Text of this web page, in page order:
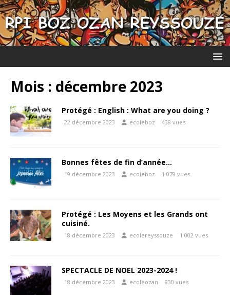
Mois : décembre 2023
Protégé : English : What are you doing ?
22 décembre 2023 ecoleboz 438 vues
Bonnes fêtes de fin d’année…
19 décembre 2023 ecoleboz 1 079 vues
Protégé : Les Moyens et les Grands ont
cuisiné.
18 décembre 2023 ecolereyssouze 1 002 vues
SPECTACLE DE NOEL 2023-2024 !
18 décembre 2023 ecoleozan 830 vues